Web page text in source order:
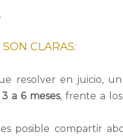
.
CLARAS:
resolver en juicio,
3 a 6 meses, frente a los
posible compartir